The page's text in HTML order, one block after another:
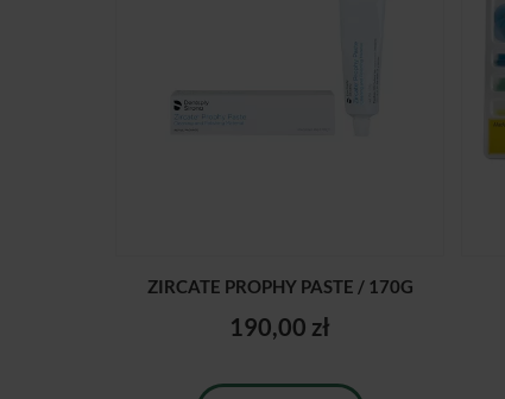
ZIRCATE PROPHY PASTE / 170G
190,00 zł